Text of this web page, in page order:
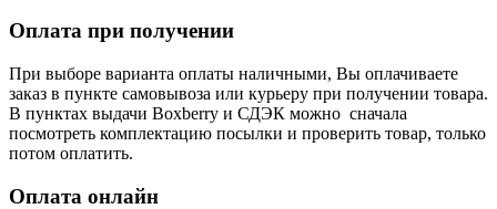
Оплата при получении
При выборе варианта оплаты наличными, Вы оплачиваете
заказ в пункте самовывоза или курьеру при получении товара.
В пунктах выдачи Boxberry и СДЭК можно сначала
посмотреть комплектацию посылки и проверить товар, только
потом оплатить.
Оплата онлайн